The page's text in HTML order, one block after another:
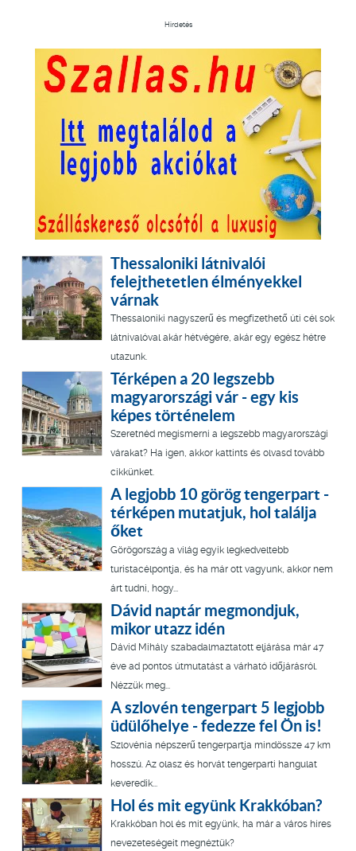
Hirdetés
Thessaloniki látnivalói
felejthetetlen élményekkel
várnak
Thessaloniki nagyszerű és megfizethető úti cél sok
látnivalóval akár hétvégére, akár egy egész hétre
utazunk.
Térképen a 20 legszebb
magyarországi vár - egy kis
képes történelem
Szeretnéd megismerni a legszebb magyarországi
várakat? Ha igen, akkor kattints és olvasd tovább
cikkünket.
A legjobb 10 görög tengerpart -
térképen mutatjuk, hol találja
őket
Görögország a világ egyik legkedveltebb
turistacélpontja, és ha már ott vagyunk, akkor nem
árt tudni, hogy...
Dávid naptár megmondjuk,
mikor utazz idén
Dávid Mihály szabadalmaztatott eljárása már 47
éve ad pontos útmutatást a várható időjárásról.
Nézzük meg...
A szlovén tengerpart 5 legjobb
üdülőhelye - fedezze fel Ön is!
Szlovénia népszerű tengerpartja mindössze 47 km
hosszú. Az olasz és horvát tengerparti hangulat
keveredik...
Hol és mit együnk Krakkóban?
Krakkóban hol és mit együnk, ha már a város híres
nevezeteségeit megnéztük?